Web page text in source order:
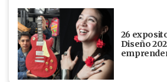
26
Diseño